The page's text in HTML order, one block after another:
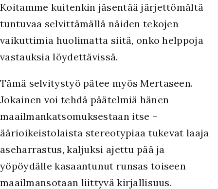
Koitamme kuitenkin jäsentää järjettömältä
tuntuvaa selvittämällä näiden tekojen
vaikuttimia huolimatta siitä, onko helppoja
vastauksia löydettävissä.
Tämä selvitystyö pätee myös Mertaseen.
Jokainen voi tehdä päätelmiä hänen
maailmankatsomuksestaan itse –
äärioikeistolaista stereotypiaa tukevat laaja
aseharrastus, kaljuksi ajettu pää ja
yöpöydälle kasaantunut runsas toiseen
maailmansotaan liittyvä kirjallisuus.